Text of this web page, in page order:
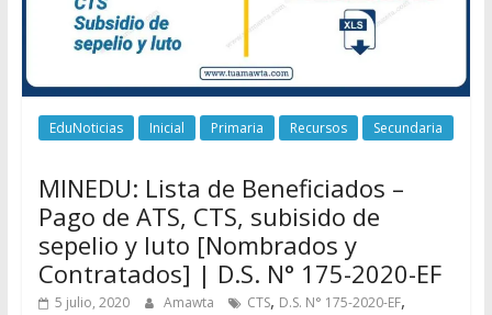
EduNoticias Inicial Primaria Recursos Secundaria
MINEDU: Lista de Beneficiados –
Pago de ATS, CTS, subisido de
sepelio y luto [Nombrados y
Contratados] | D.S. N° 175-2020-EF
5 julio, 2020 Amawta CTS, D.S. N° 175-2020-EF,